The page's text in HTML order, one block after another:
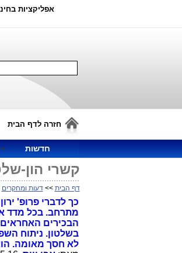
אפליקציות
חזרה לדף הבית
חדשות
קשרי הון-
דף הבית >>דעות ומחקרים
מתרחב. בכל מדד
הבכירים
בשלטון. ניתוח
לא חסך מאומה. הוצאות